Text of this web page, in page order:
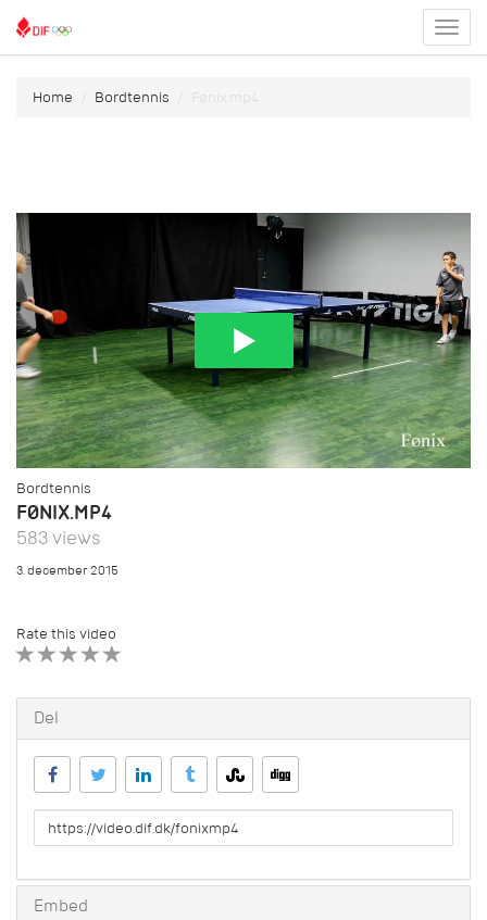
menu
Home Bordtennis Fønix.mp4
Bordtennis
FØNIX.MP4
583 views
3. december 2015
Rate this video
Del
URL
to
Embed